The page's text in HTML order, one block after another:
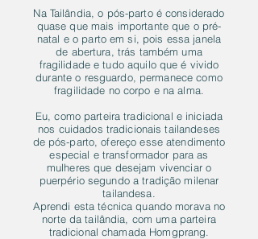
Na Tailândia, o pós-parto é considerado
quase que mais importante que o pré-
natal e o parto em si, pois essa janela
de abertura, trás também uma
fragilidade e tudo aquilo que é vivido
durante o resguardo, permanece como
fragilidade no corpo e na alma.
Eu, como parteira tradicional e iniciada
nos cuidados tradicionais tailandeses
de pós-parto, ofereço esse atendimento
especial e transformador para as
mulheres que desejam vivenciar o
puerpério segundo a tradição milenar
tailandesa.
Aprendi esta técnica quando morava no
norte da tailândia, com uma parteira
tradicional chamada Homgprang.